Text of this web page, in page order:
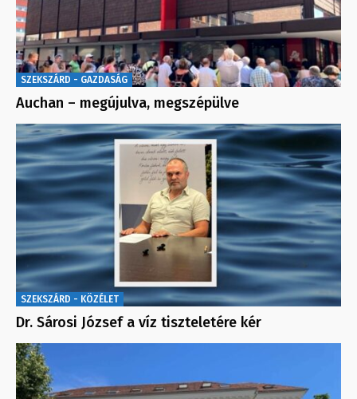
SZEKSZÁRD - GAZDASÁG
Auchan – megújulva, megszépülve
SZEKSZÁRD - KÖZÉLET
Dr. Sárosi József a víz tiszteletére kér